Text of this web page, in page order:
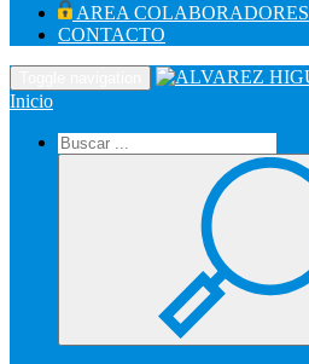
AREA COLABORADORES
CONTACTO
Inicio